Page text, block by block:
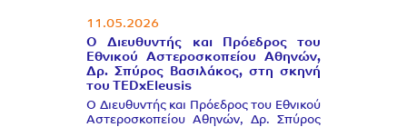
11.05.2026
Ο Διευθυντής και Πρόεδρος του
Εθνικού Αστεροσκοπείου Αθηνών,
Δρ. Σπύρος Βασιλάκος, στη σκηνή
του TEDxEleusis
Ο Διευθυντής και Πρόεδρος του Εθνικού
Αστεροσκοπείου Αθηνών, Δρ. Σπύρος